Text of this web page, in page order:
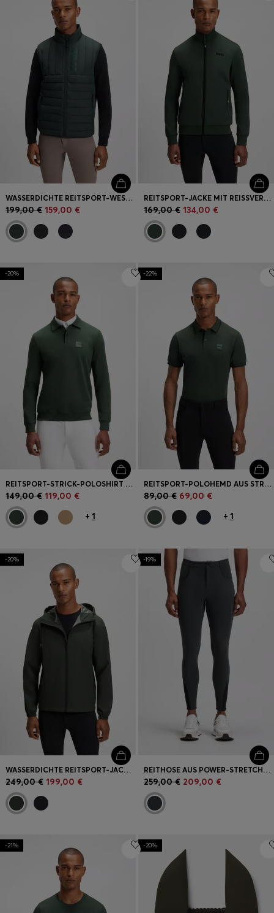
Login / Jetzt registrieren
Favorit (
FAQ & Hilfe
Sprache (DE €)
WASSERDICHTE REITSPORT-WESTE MIT VERTIKALEM LOGO-PRINT
199,00 € 159,00 €
REITSPORT-JACKE MIT REISSVERSCHLUSS UND SIGNATURE-STREIFEN-DETAILS
169,00 € 134,00 €
-20%
REITSPORT-STRICK-POLOSHIRT AUS STRETCH-BAUMWOLLE MIT LOGO-PATCH
149,00 € 119,00 €
+ 1
-22%
REITSPORT-POLOHEMD AUS STRETCH-BAUMWOLLE MIT LOGO-AUFNÄHER
89,00 € 69,00 €
+ 1
-20%
WASSERDICHTE REITSPORT-JACKE MIT VERSTELLBARER KAPUZE
249,00 € 199,00 €
-19%
REITHOSE AUS POWER-STRETCH-GEWEBE MIT KNIEBESATZ
259,00 € 209,00 €
-21% -20%